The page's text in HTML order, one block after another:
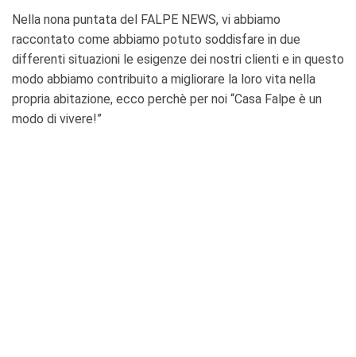
Nella nona puntata del FALPE NEWS, vi abbiamo
raccontato come abbiamo potuto soddisfare in due
differenti situazioni le esigenze dei nostri clienti e in questo
modo abbiamo contribuito a migliorare la loro vita nella
propria abitazione, ecco perchè per noi “Casa Falpe è un
modo di vivere!”